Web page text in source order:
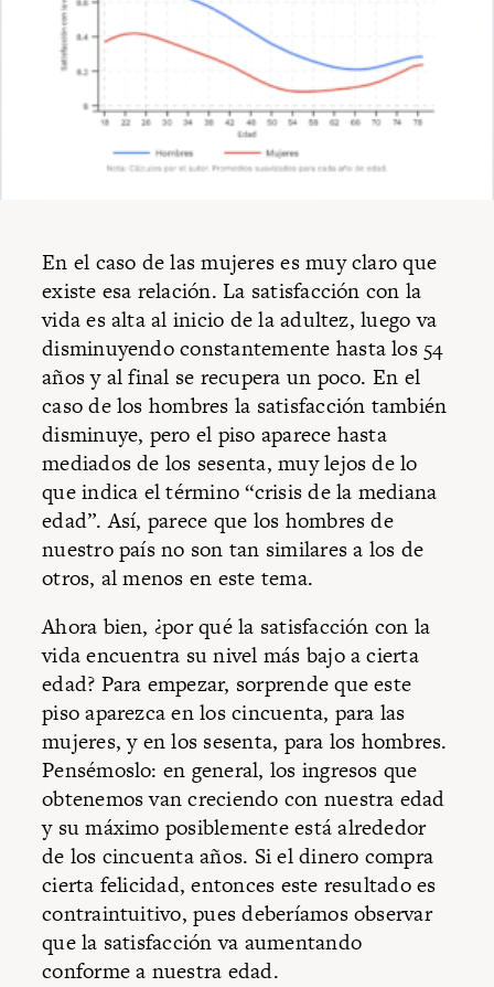
En el caso de las mujeres es muy claro que
existe esa relación. La satisfacción con la
vida es alta al inicio de la adultez, luego va
disminuyendo constantemente hasta los 54
años y al final se recupera un poco. En el
caso de los hombres la satisfacción también
disminuye, pero el piso aparece hasta
mediados de los sesenta, muy lejos de lo
que indica el término “crisis de la mediana
edad”. Así, parece que los hombres de
nuestro país no son tan similares a los de
otros, al menos en este tema.
Ahora bien, ¿por qué la satisfacción con la
vida encuentra su nivel más bajo a cierta
edad? Para empezar, sorprende que este
piso aparezca en los cincuenta, para las
mujeres, y en los sesenta, para los hombres.
Pensémoslo: en general, los ingresos que
obtenemos van creciendo con nuestra edad
y su máximo posiblemente está alrededor
de los cincuenta años. Si el dinero compra
cierta felicidad, entonces este resultado es
contraintuitivo, pues deberíamos observar
que la satisfacción va aumentando
conforme a nuestra edad.